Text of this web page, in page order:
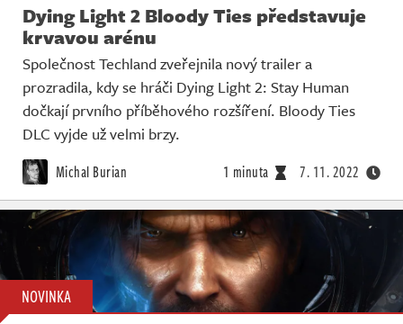
Dying Light 2 Bloody Ties představuje
krvavou arénu
Společnost Techland zveřejnila nový trailer a
prozradila, kdy se hráči Dying Light 2: Stay Human
dočkají prvního příběhového rozšíření. Bloody Ties
DLC vyjde už velmi brzy.
Michal Burian 1 minuta 7. 11. 2022
NOVINKA